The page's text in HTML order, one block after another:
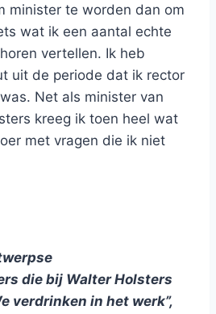
minister te worden dan om
wat ik een aantal echte
vertellen. Ik heb
uit de periode dat ik rector
Net als minister van
kreeg ik toen heel wat
met vragen die ik niet
die bij Walter Holsters
verdrinken in het werk”,